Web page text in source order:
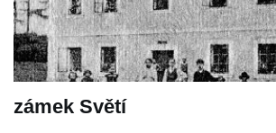
zámek Světí